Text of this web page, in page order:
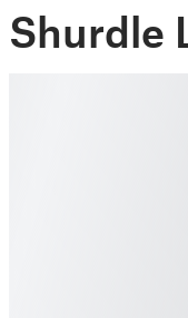
Shurdle